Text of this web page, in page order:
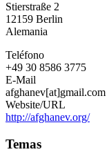
Stierstraße 2
12159 Berlin
Alemania
Teléfono
+49 30 8586 3775
E-Mail
afghanev[at]gmail.com
Website/URL
http://afghanev.org/
Temas